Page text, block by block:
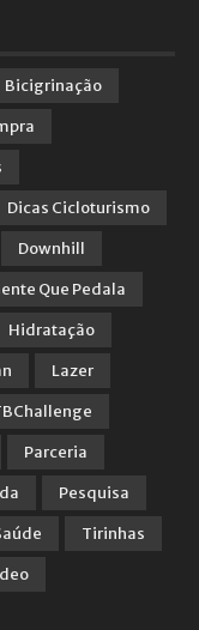
Bicigrinação
Dicas Cicloturismo
Downhill
Que Pedala
Hidratação
Lazer
Parceria
Pesquisa
Tirinhas